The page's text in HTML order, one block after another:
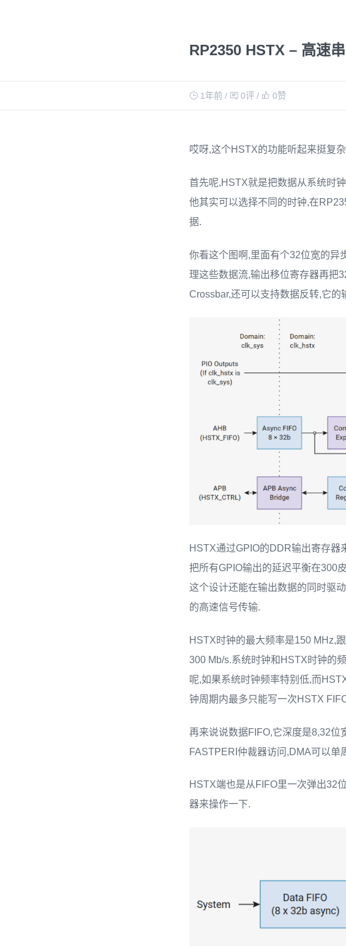
RP2350 HSTX – 高速
1年前/ 0评/ 0赞
哎呀,这个HSTX的功能听起来挺复
首先呢,HSTX就是把数据从系统时
他其实可以选择不同的时钟,在
据.
你看这个图啊,里面有个32位宽的异
理这些数据流,输出移位寄存器再把
Crossbar,还可以支持数据反转,它
HSTX通过GPIO的DDR输出寄存器
把所有GPIO输出的延迟平衡在300
这个设计还能在输出数据的同时驱
的高速信号传输.
HSTX时钟的最大频率是150 MHz,
300 Mb/s.系统时钟和HSTX时钟的
呢,如果系统时钟频率特别低,而
钟周期内最多只能写一次HSTX
再来说说数据FIFO,它深度是8,32
FASTPERI仲裁器访问,DMA可以单
HSTX端也是从FIFO里一次弹出32
器来操作一下.